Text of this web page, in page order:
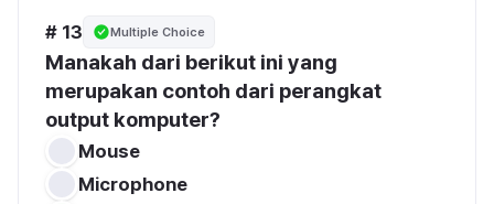
# 13 Multiple Choice
Manakah dari berikut ini yang
merupakan contoh dari perangkat
output komputer?
Mouse
Microphone